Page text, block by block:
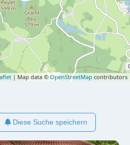
| Map data © OpenStreetMap contributors
Diese Suche speichern